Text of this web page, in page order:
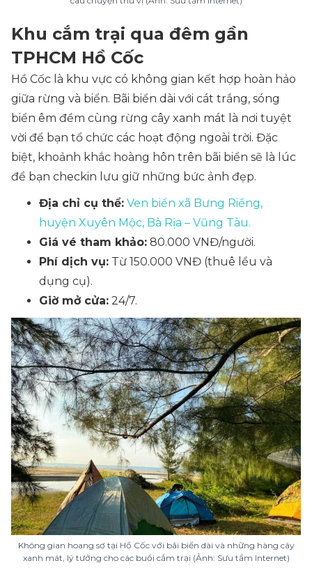
Khu cắm trại qua đêm gần
TPHCM Hồ Cốc
Hồ Cốc là khu vực có không gian kết hợp hoàn hảo
giữa rừng và biển. Bãi biển dài với cát trắng, sóng
biển êm đềm cùng rừng cây xanh mát là nơi tuyệt
vời để bạn tổ chức các hoạt động ngoài trời. Đặc
biệt, khoảnh khắc hoàng hôn trên bãi biển sẽ là lúc
để bạn checkin lưu giữ những bức ảnh đẹp.
Địa chỉ cụ thể: Ven biển xã Bưng Riềng,
huyện Xuyên Mộc, Bà Rịa – Vũng Tàu.
Giá vé tham khảo: 80.000 VNĐ/người.
Phí dịch vụ: Từ 150.000 VNĐ (thuê lều và
dụng cụ).
Giờ mở cửa: 24/7.
Không gian hoang sơ tại Hồ Cốc với bãi biển dài và những hàng cây
xanh mát, lý tưởng cho các buổi cắm trại (Ảnh: Sưu tầm Internet)